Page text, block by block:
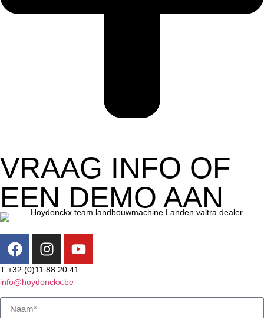
VRAAG INFO OF
EEN DEMO AAN
T +32 (0)11 88 20 41
info@hoydonckx.be